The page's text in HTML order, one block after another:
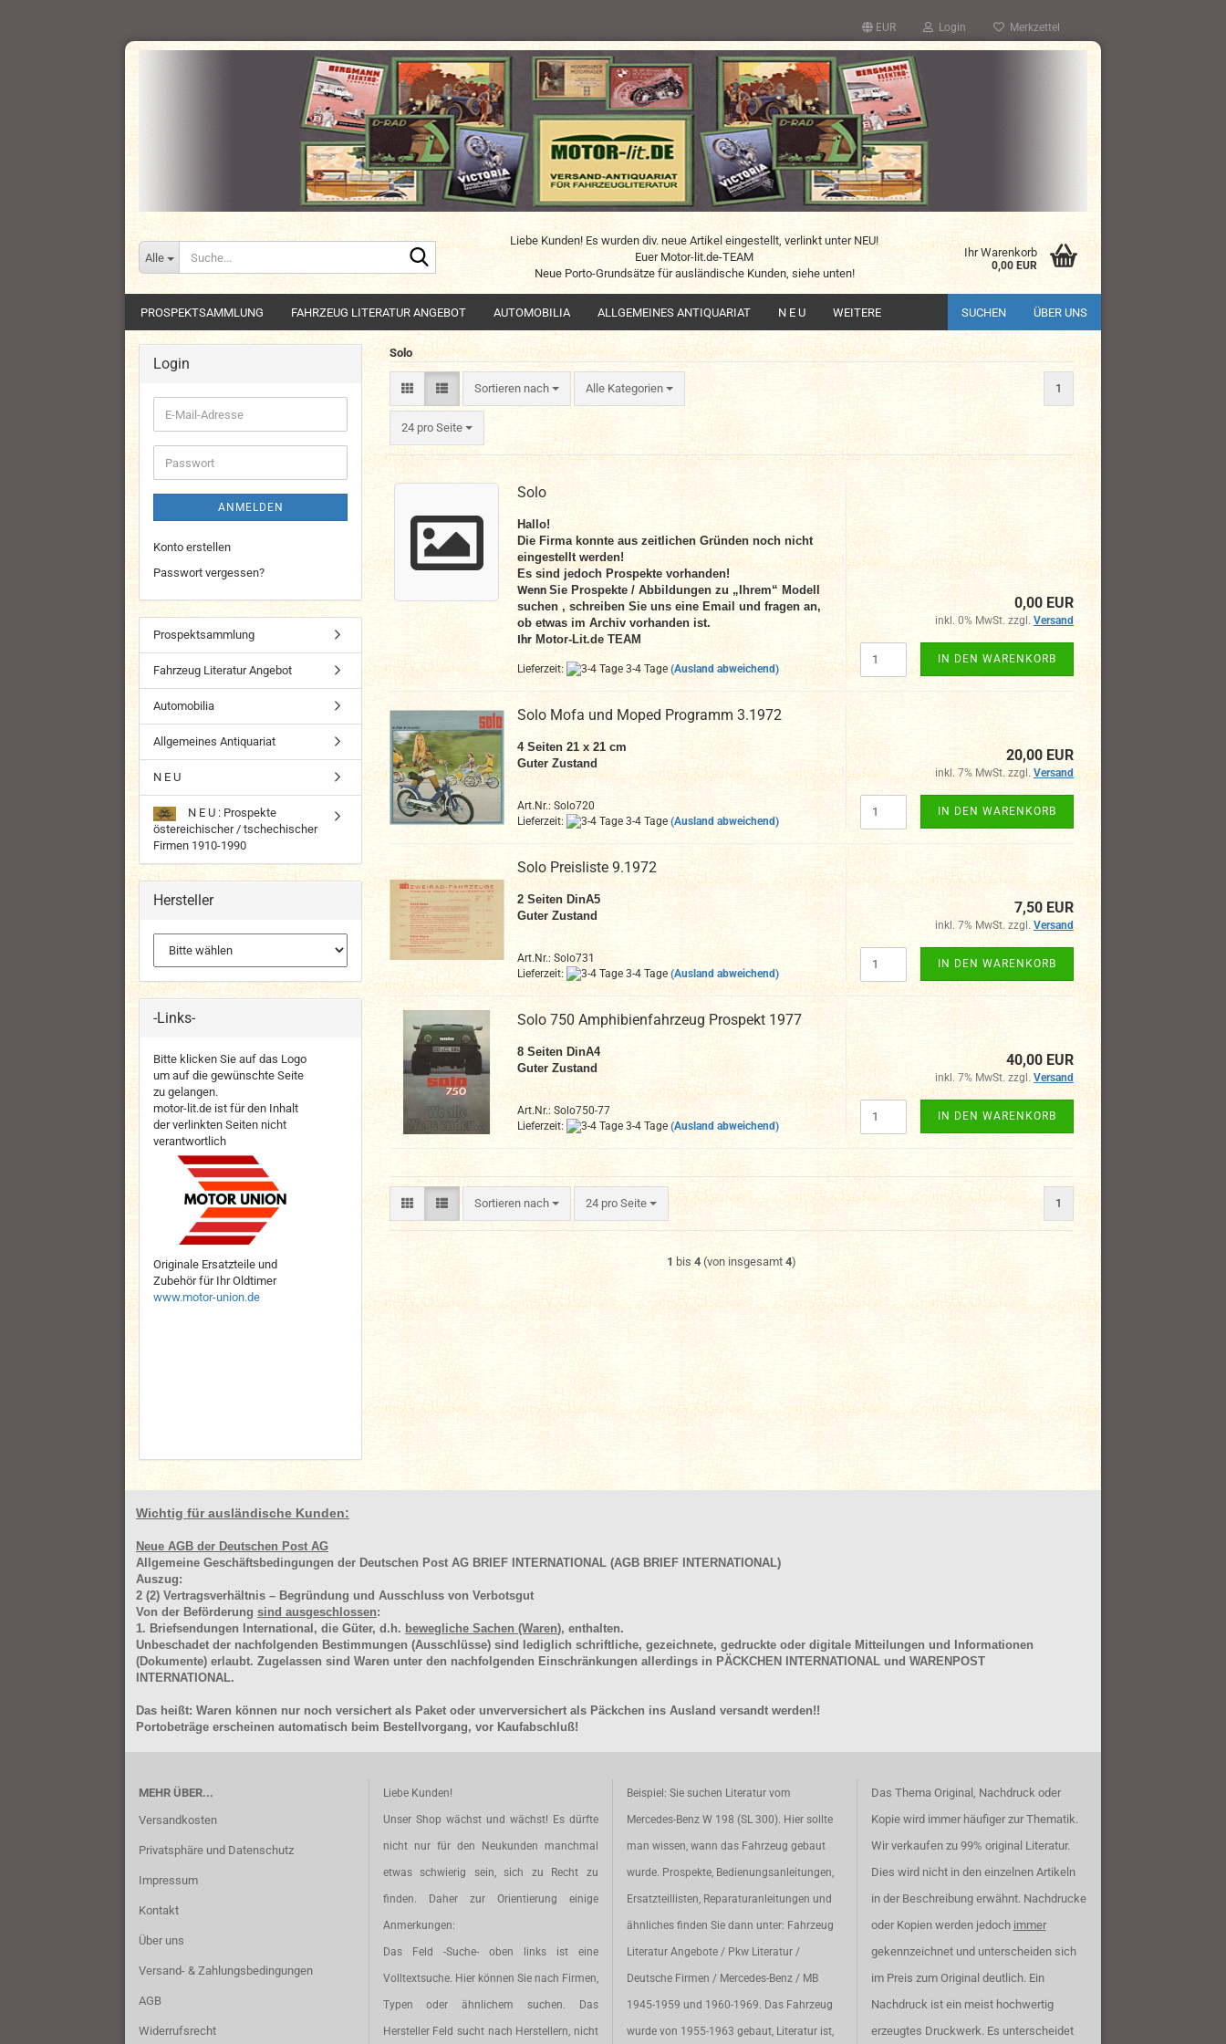
EUR Login Merkzettel
Alle
Suche...
Liebe Kunden! Es wurden div. neue Artikel eingestellt, verlinkt unter NEU!
Euer Motor-lit.de-TEAM
Neue Porto-Grundsätze für ausländische Kunden, siehe unten!
Ihr Warenkorb
0,00 EUR
PROSPEKTSAMMLUNG FAHRZEUG LITERATUR ANGEBOT AUTOMOBILIA ALLGEMEINES ANTIQUARIAT N E U SUCHEN ÜBER UNS
WEITERE
Solo
Sortieren nach
Sortieren nach Alle Kategorien
24 pro Seite
pro Seite
1
Solo
Hallo!
Die Firma konnte aus zeitlichen Gründen noch nicht
eingestellt werden!
Es sind jedoch Prospekte vorhanden!
Wenn Sie Prospekte / Abbildungen zu „Ihrem“ Modell
suchen , schreiben Sie uns eine Email und fragen an,
ob etwas im Archiv vorhanden ist.
Ihr Motor-Lit.de TEAM
Lieferzeit: 3-4 Tage (Ausland abweichend)
0,00 EUR
inkl. 0% MwSt. zzgl. Versand
IN DEN WARENKORB
Solo Mofa und Moped Programm 3.1972
4 Seiten 21 x 21 cm
Guter Zustand
Art.Nr.: Solo720
Lieferzeit:
3-4 Tage (Ausland abweichend)
20,00 EUR
inkl. 7% MwSt. zzgl. Versand
IN DEN WARENKORB
Solo Preisliste 9.1972
2 Seiten DinA5
Guter Zustand
Art.Nr.: Solo731
Lieferzeit:
3-4 Tage (Ausland abweichend)
7,50 EUR
inkl. 7% MwSt. zzgl. Versand
IN DEN WARENKORB
Solo 750 Amphibienfahrzeug Prospekt 1977
8 Seiten DinA4
Guter Zustand
Art.Nr.: Solo750-77
Lieferzeit:
3-4 Tage (Ausland abweichend)
40,00 EUR
inkl. 7% MwSt. zzgl. Versand
IN DEN WARENKORB
Sortieren nach
Sortieren nach 24 pro Seite
pro Seite 1
1 bis 4 (von insgesamt 4)
Login
E-
Mail-
Adresse
Passwort
ANMELDEN
Konto erstellen
Passwort vergessen?
Prospektsammlung
Fahrzeug Literatur Angebot
Automobilia
Allgemeines Antiquariat
N E U
N E U : Prospekte
östereichischer / tschechischer
Firmen 1910-1990
Hersteller
-Links-
Bitte klicken Sie auf das Logo
um auf die gewünschte Seite
zu gelangen.
motor-lit.de ist für den Inhalt
der verlinkten Seiten nicht
verantwortlich
Originale Ersatzteile und
Zubehör für Ihr Oldtimer
www.motor-union.de
Wichtig für ausländische Kunden:
Neue AGB der Deutschen Post AG
Allgemeine Geschäftsbedingungen der Deutschen Post AG BRIEF INTERNATIONAL (AGB BRIEF INTERNATIONAL)
Auszug:
2 (2) Vertragsverhältnis – Begründung und Ausschluss von Verbotsgut
Von der Beförderung sind ausgeschlossen:
1. Briefsendungen International, die Güter, d.h. bewegliche Sachen (Waren), enthalten.
Unbeschadet der nachfolgenden Bestimmungen (Ausschlüsse) sind lediglich schriftliche, gezeichnete, gedruckte oder digitale Mitteilungen und Informationen
(Dokumente) erlaubt. Zugelassen sind Waren unter den nachfolgenden Einschränkungen allerdings in PÄCKCHEN INTERNATIONAL und WARENPOST
INTERNATIONAL.
Das heißt: Waren können nur noch versichert als Paket oder unverversichert als Päckchen ins Ausland versandt werden!!
Portobeträge erscheinen automatisch beim Bestellvorgang, vor Kaufabschluß!
MEHR ÜBER...
Versandkosten
Privatsphäre und Datenschutz
Impressum
Kontakt
Über uns
Versand- & Zahlungsbedingungen
AGB
Widerrufsrecht
Liebe Kunden!
Unser Shop wächst und wächst! Es dürfte
nicht nur für den Neukunden manchmal
etwas schwierig sein, sich zu Recht zu
finden. Daher zur Orientierung einige
Anmerkungen:
Das Feld -Suche- oben links ist eine
Volltextsuche. Hier können Sie nach Firmen,
Typen oder ähnlichem suchen. Das
Hersteller Feld sucht nach Herstellern, nicht
Beispiel: Sie suchen Literatur vom
Mercedes-Benz W 198 (SL 300). Hier sollte
man wissen, wann das Fahrzeug gebaut
wurde. Prospekte, Bedienungsanleitungen,
Ersatzteillisten, Reparaturanleitungen und
ähnliches finden Sie dann unter: Fahrzeug
Literatur Angebote / Pkw Literatur /
Deutsche Firmen / Mercedes-Benz / MB
1945-1959 und 1960-1969. Das Fahrzeug
wurde von 1955-1963 gebaut, Literatur ist,
Das Thema Original, Nachdruck oder
Kopie wird immer häufiger zur Thematik.
Wir verkaufen zu 99% original Literatur.
Dies wird nicht in den einzelnen Artikeln
in der Beschreibung erwähnt. Nachdrucke
oder Kopien werden jedoch immer
gekennzeichnet und unterscheiden sich
im Preis zum Original deutlich. Ein
Nachdruck ist ein meist hochwertig
erzeugtes Druckwerk. Es unterscheidet